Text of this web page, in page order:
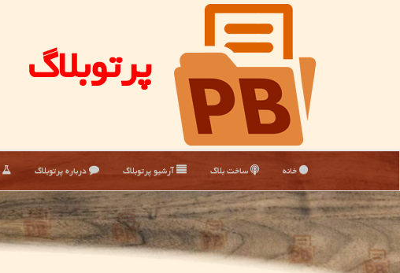
پرتوبلاگ
خانه ساخت بلاگ آرشیو پرتوبلاگ درباره پرتوبلاگ